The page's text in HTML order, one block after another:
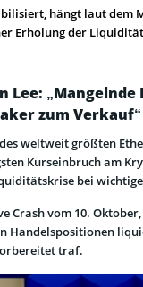
hängt laut dem
Erholung der
Lee:
zum Verkauf“
weltweit größten
Kurseinbruch am
bei
Crash vom 10.
Handelspositionen
traf.